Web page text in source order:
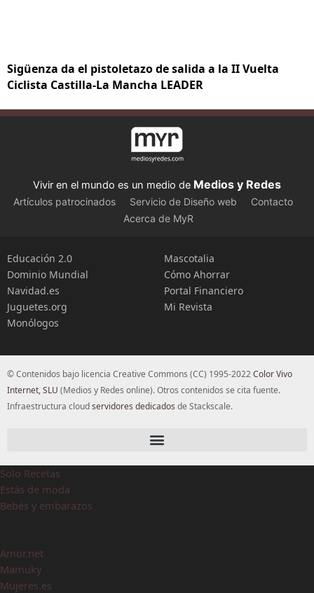
Sigüenza da el pistoletazo de salida a la II Vuelta
Ciclista Castilla-La Mancha LEADER
Vivir en el mundo es un medio de Medios y Redes
Artículos patrocinados Servicio de Diseño web
Contacto
Acerca de MyR
Educación 2.0
Dominio Mundial
Navidad.es
Juguetes.org
Monólogos
Mascotalia
Cómo Ahorrar
Portal Financiero
Mi Revista
© Contenidos bajo licencia Creative Commons (CC) 1995-2022Color Vivo
Internet, SLU (Medios y Redes online). Otros contenidos se cita fuente.
Infraestructura cloudservidores dedicados de Stackscale.
Solo Recetas
Estás de moda
Bebés y embarazos
Amor.net
Mamuky
Mujeres.es